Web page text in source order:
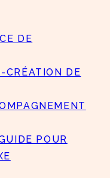
DE
CRÉATION DE
POUR